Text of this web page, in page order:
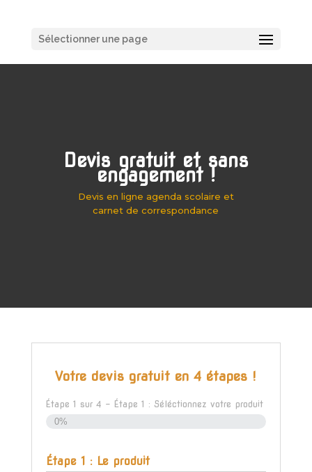
Sélectionner une page
Devis gratuit et sans
engagement !
Devis en ligne agenda scolaire et
carnet de correspondance
Votre devis gratuit en 4 étapes !
Étape 1 sur 4 - Étape 1 : Séléctionnez votre produit
0%
Étape 1 : Le produit